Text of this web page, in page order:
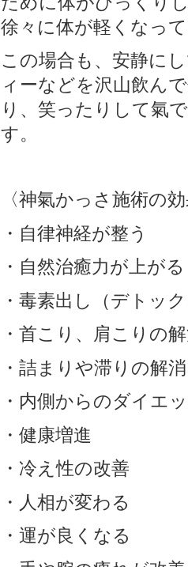
徐々に体が軽くなって
この場合も、安静に
ィーなどを沢山飲ん
り、笑ったりして氣
す。
〈神氣かっさ施術の効
・自律神経が整う
・自然治癒力が上がる
・毒素出し（デトック
・首こり、肩こりの
・詰まりや滞りの解消
・内側からのダイエ
・健康増進
・冷え性の改善
・人相が変わる
・運が良くなる